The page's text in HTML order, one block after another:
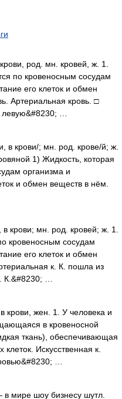
род. мн. кровей, ж. 1.
по кровеносным сосудам
его клеток и обмен
Артериальная кровь. □
…
в крови/; мн. род. крове/й; ж.
1) Жидкость, которая
организма и
и обмен веществ в нём.
крови; мн. род. кровей; ж. 1.
кровеносным сосудам
его клеток и обмен
к. К. пошла из
К.&#8230; …
жен. 1. У человека и
в кровеносной
ткань), обеспечивающая
Искусственная к.
…
мире шоу бизнесу шутл.